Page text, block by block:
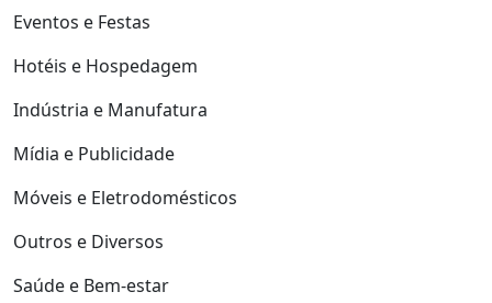
Eventos e Festas
Hotéis e Hospedagem
Indústria e Manufatura
Mídia e Publicidade
Móveis e Eletrodomésticos
Outros e Diversos
Saúde e Bem-estar